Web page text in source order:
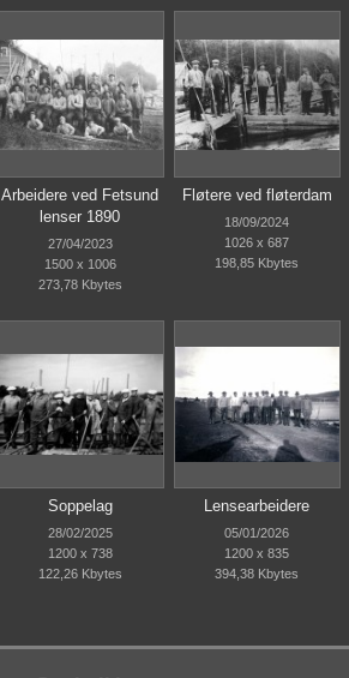
Arbeidere ved Fetsund
lenser 1890
27/04/2023
1500 x 1006
273,78 Kbytes
Fløtere ved fløterdam
18/09/2024
1026 x 687
198,85 Kbytes
Soppelag
28/02/2025
1200 x 738
122,26 Kbytes
Lensearbeidere
05/01/2026
1200 x 835
394,38 Kbytes